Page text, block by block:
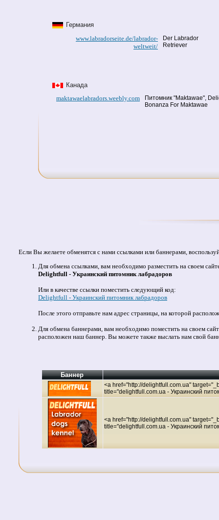
Германия
www.labradorseite.de/labrador-
weltweit/
Der Labrador
Retriever
Канада
maktawaelabradors.weebly.com
Питомник "Maktawae",
Bonanza For Maktawae
Если Вы желаете обменятся с нами ссылками или баннерами,
Для обмена ссылками, вам необходимо разместить на своем
Delightfull - Украинский питомник лабрадоров
Или в качестве ссылки поместить следующий код:
Delightfull - Украинский питомник лабрадоров
После этого отправьте нам адрес страницы, на которой
Для обмена баннерами, вам необходимо поместить на своем
расположен наш баннер. Вы можете также выслать нам свой
Баннер
<a href="http://delightfull.com.ua"
title="delightfull.com.ua - Украинский
<a href="http://delightfull.com.ua"
title="delightfull.com.ua - Украинский